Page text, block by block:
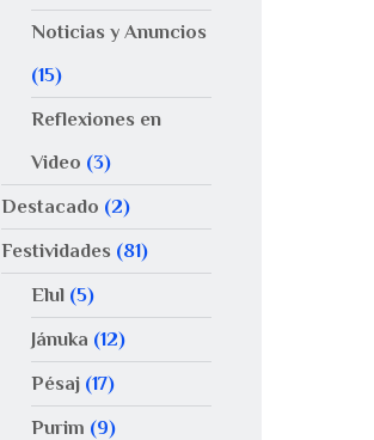
Noticias y Anuncios
(15)
Reflexiones en
Video (3)
Destacado (2)
Festividades (81)
Elul(5)
Jánuka (12)
Pésaj(17)
Purim (9)